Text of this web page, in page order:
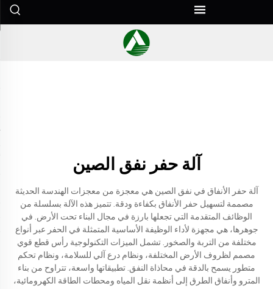
آلة حفر نفق الصين
آلة حفر الأنفاق في نفق الصين هي معجزة من معجزات الهندسة الحديثة
مصممة لتسهيل حفر الأنفاق بكفاءة ودقة. تتميز هذه الآلة بسلسلة من
الوظائف المتقدمة التي تجعلها بارزة في مجال البناء تحت الأرض. في
جوهرها، هي مجهزة لأداء الوظيفة الأساسية المتمثلة في الحفر عبر أنواع
مختلفة من التربة والصخور. تشمل الميزات التكنولوجية رأس قطع قوي
مصمم لظروف الأرض المختلفة، ونظام درع آلي للسلامة، ونظام تحكم
متطور يسمح بالدقة في محاذاة النفق. تطبيقاتها واسعة، تتراوح من بناء
المترو وأنفاق الطرق إلى أنظمة نقل المياه ومحطات الطاقة الكهرومائية،